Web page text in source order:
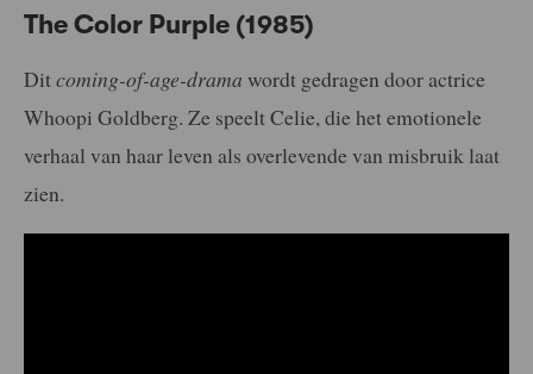
The Color Purple (1985)
Ditcoming-of-age-drama wordt gedragen door actrice
Whoopi Goldberg. Ze speelt Celie, die het emotionele
verhaal van haar leven als overlevende van misbruik laat
zien.